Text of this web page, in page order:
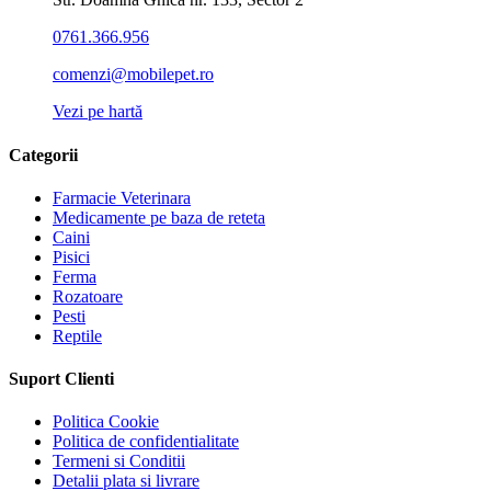
0761.366.956
comenzi@mobilepet.ro
Vezi pe hartă
Categorii
Farmacie Veterinara
Medicamente pe baza de reteta
Caini
Pisici
Ferma
Rozatoare
Pesti
Reptile
Suport Clienti
Politica Cookie
Politica de confidentialitate
Termeni si Conditii
Detalii plata si livrare